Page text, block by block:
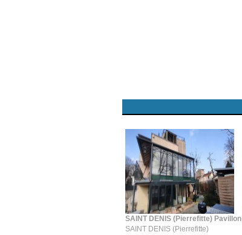
SAINT DENIS (Pierrefitte) Pavillon
SAINT DENIS (Pierrefitte)